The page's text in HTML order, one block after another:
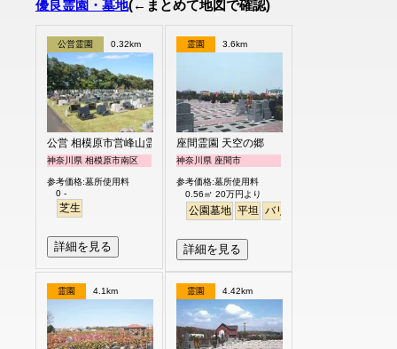
優良霊園・墓地(←まとめて地図で確認)
公営霊園 0.32km
公営 相模原市営峰山霊園
神奈川県 相模原市南区
参考価格:墓所使用料
0 -
芝生
詳細を見る
霊園 3.6km
座間霊園 天空の郷
神奈川県 座間市
参考価格:墓所使用料
0.56㎡ 20万円より
公園墓地 平坦 バリアフリー
詳細を見る
霊園 4.1km 霊園 4.42km